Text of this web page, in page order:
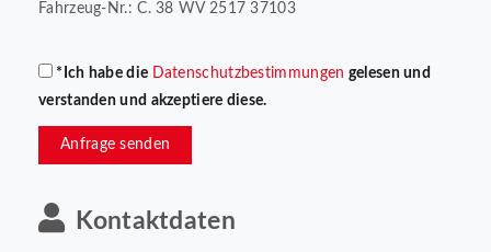
Fahrzeug-Nr.: C. 38 WV 2517 37103
*Ich habe die Datenschutzbestimmungen gelesen und
verstanden und akzeptiere diese.
Anfrage senden
Kontaktdaten